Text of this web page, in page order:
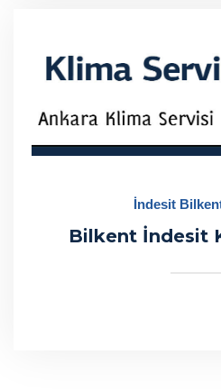
İndesit
Bilkent İndesit